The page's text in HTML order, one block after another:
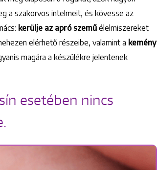
Keresés
a szakorvos intelmeit, és kövesse az
kerülje az apró szemű élelmiszereket
elérhető részeibe, valamint a kemény
magára a készülékre jelentenek
esetében nincs